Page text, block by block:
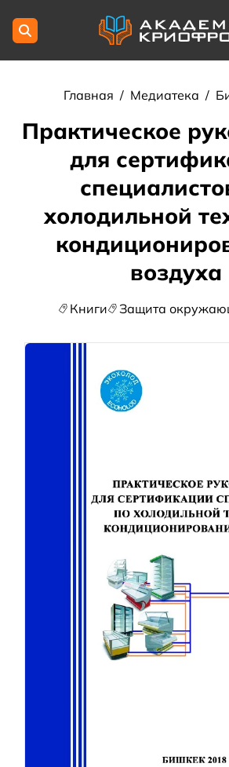
Главная / Медиатека /
Практическое
для
холодильной
воздуха
Книги Защита